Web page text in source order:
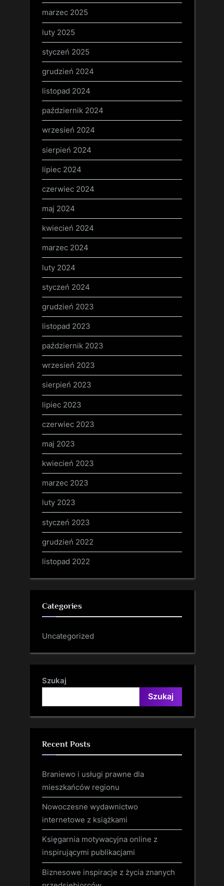
marzec 2025
luty 2025
styczeń 2025
grudzień 2024
listopad 2024
październik 2024
wrzesień 2024
sierpień 2024
lipiec 2024
czerwiec 2024
maj 2024
kwiecień 2024
marzec 2024
luty 2024
styczeń 2024
grudzień 2023
listopad 2023
październik 2023
wrzesień 2023
sierpień 2023
lipiec 2023
czerwiec 2023
maj 2023
kwiecień 2023
marzec 2023
luty 2023
styczeń 2023
grudzień 2022
listopad 2022
Categories
Uncategorized
Szukaj
Szukaj
Recent Posts
Braniewo i usługi prawne dla
mieszkańców regionu
Nowoczesne wydawnictwo
internetowe z książkami
Księgarnia motywacyjna online z
inspirującymi publikacjami
Biznesowe inspiracje z życia znanych